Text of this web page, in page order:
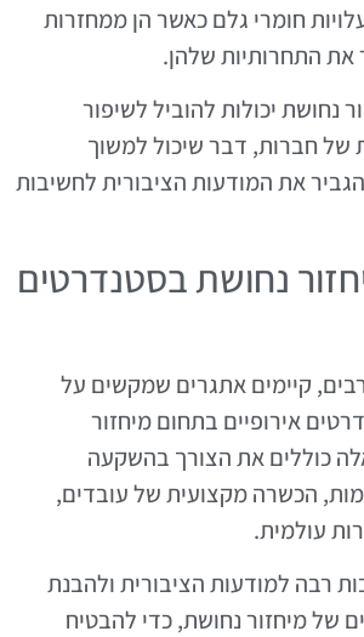
חומרי גלם כאשר הן ממחזרות
התחרותיות שלהן.
נחושת יכולות להוביל לשיפור
של חברות, דבר שיכול למשוך
את המודעות הציבורית לחשיבות
נחושת בסטנדרטים
קיימים אתגרים שמקשים על
אירופיים בתחום מיחזור
כוללים את הצורך בהשקעה
הכשרה מקצועית של עובדים,
עולמית.
רבה למודעות הציבורית ולהבנת
של מיחזור נחושת, כדי להבטיח